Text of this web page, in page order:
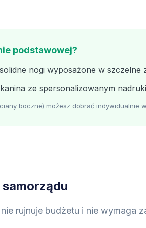
podstawowej?
nogi wyposażone w szczelne
ze spersonalizowanym
boczne) możesz dobrać indywidualnie
rujnuje budżetu i nie wymaga